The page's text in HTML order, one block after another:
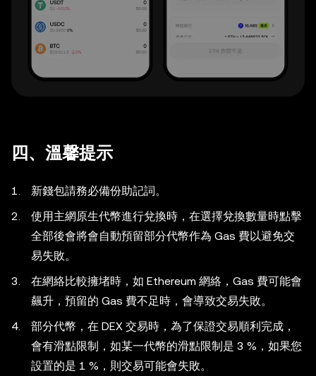
四、溫馨提示
新錢包請務必備份助記詞。
使用主網原生代幣進行兌換時，在選擇兌換數量時點擊
全部後會將會自動預留部分代幣作為 Gas 費以避免交
易失敗。
在網絡比較擁堵時，如 Ethereum 網絡，Gas 費可能會
飆升，預留的 Gas 費不足時，會導致交易失敗。
部分代幣，在 DEX 交易時，為了保證交易順利完成，
會有滑點限制，如某一代幣的滑點限制是 3 %，如果您
設置的是 1 %，則交易可能會失敗。